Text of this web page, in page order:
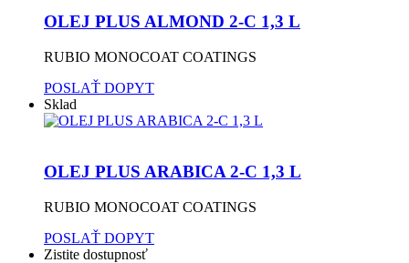
OLEJ PLUS ALMOND 2-C 1,3 L
RUBIO MONOCOAT COATINGS
POSLAŤ DOPYT
Sklad
OLEJ PLUS ARABICA 2-C 1,3 L
RUBIO MONOCOAT COATINGS
POSLAŤ DOPYT
Zistite dostupnosť